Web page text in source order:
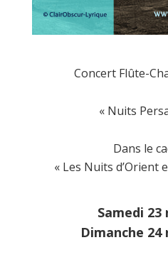
Concert Flûte-
« Nuits
Dans le
« Les Nuits d’Orient
Samedi 23
Dimanche 24